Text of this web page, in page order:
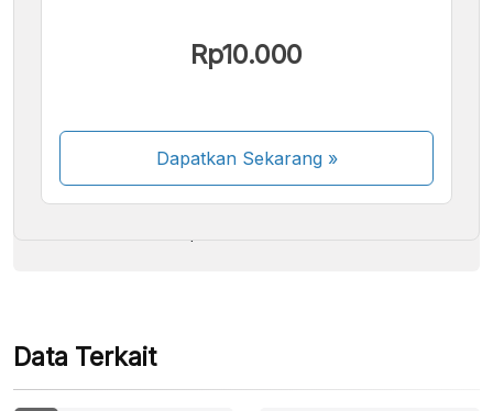
Rp10.000
Dapatkan Sekarang»
Kami menerima pembayaran berikut:
Beberapa metode pembayaran masih dalam
Data Terkait